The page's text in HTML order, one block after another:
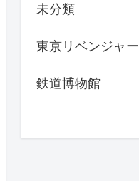
未分類
東京リベンジャ
鉄道博物館